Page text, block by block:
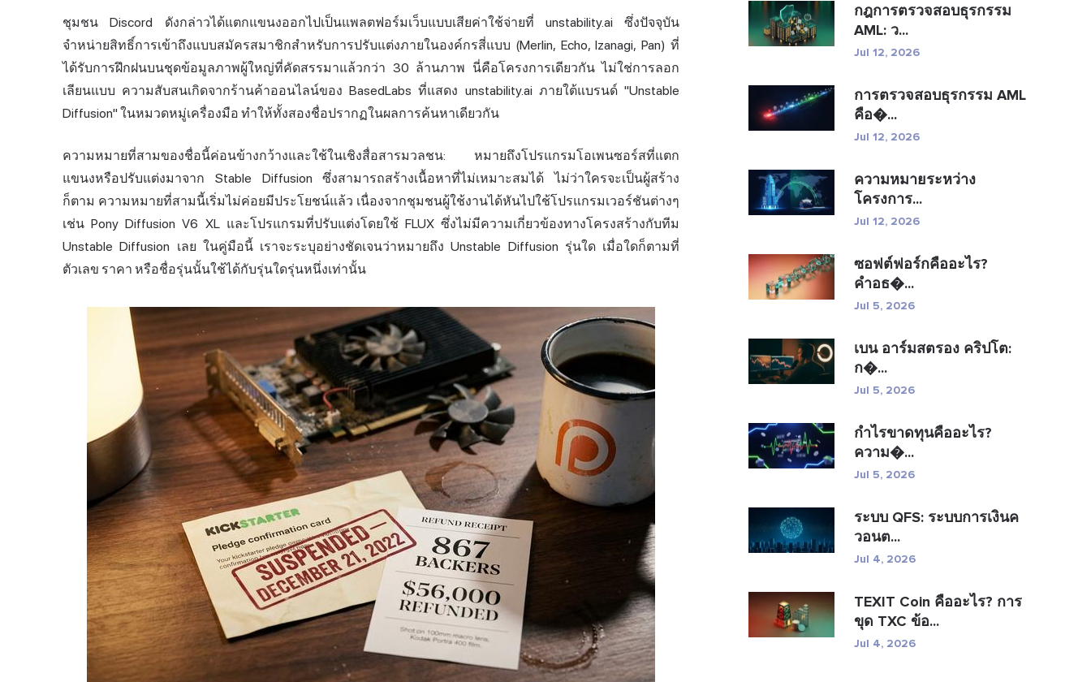
ชุมชน Discord ดังกล่าวได้แตกแขนงออกไปเป็นแพลตฟอร์มเว็บแบบเสียค่าใช้จ่ายที่ unstability.ai ซึ่งปัจจุบัน
จำหน่ายสิทธิ์การเข้าถึงแบบสมัครสมาชิกสำหรับการปรับแต่งภายในองค์กรสี่แบบ (Merlin, Echo, Izanagi, Pan) ที่
ได้รับการฝึกฝนบนชุดข้อมูลภาพผู้ใหญ่ที่คัดสรรมาแล้วกว่า 30 ล้านภาพ นี่คือโครงการเดียวกัน ไม่ใช่การลอก
เลียนแบบ ความสับสนเกิดจากร้านค้าออนไลน์ของ BasedLabs ที่แสดง unstability.ai ภายใต้แบรนด์ "Unstable
Diffusion" ในหมวดหมู่เครื่องมือ ทำให้ทั้งสองชื่อปรากฏในผลการค้นหาเดียวกัน
ความหมายที่สามของชื่อนี้ค่อนข้างกว้างและใช้ในเชิงสื่อสารมวลชน: หมายถึงโปรแกรมโอเพนซอร์สที่แตก
แขนงหรือปรับแต่งมาจาก Stable Diffusion ซึ่งสามารถสร้างเนื้อหาที่ไม่เหมาะสมได้ ไม่ว่าใครจะเป็นผู้สร้าง
ก็ตาม ความหมายที่สามนี้เริ่มไม่ค่อยมีประโยชน์แล้ว เนื่องจากชุมชนผู้ใช้งานได้หันไปใช้โปรแกรมเวอร์ชันต่างๆ
เช่น Pony Diffusion V6 XL และโปรแกรมที่ปรับแต่งโดยใช้ FLUX ซึ่งไม่มีความเกี่ยวข้องทางโครงสร้างกับทีม
Unstable Diffusion เลย ในคู่มือนี้ เราจะระบุอย่างชัดเจนว่าหมายถึง Unstable Diffusion รุ่นใด เมื่อใดก็ตามที่
ตัวเลข ราคา หรือชื่อรุ่นนั้นใช้ได้กับรุ่นใดรุ่นหนึ่งเท่านั้น
กฎการตรวจสอบธุรกรรม
AML: ว...
Jul 12, 2026
การตรวจสอบธุรกรรม AML
คือ�...
Jul 12, 2026
ความหมายระหว่าง
โครงการ...
Jul 12, 2026
ซอฟต์ฟอร์กคืออะไร?
คำอธ�...
Jul 5, 2026
เบน อาร์มสตรอง คริปโต:
ก�...
Jul 5, 2026
กำไรขาดทุนคืออะไร?
ความ�...
Jul 5, 2026
ระบบ QFS: ระบบการเงินค
วอนต...
Jul 4, 2026
TEXIT Coin คืออะไร? การ
ขุด TXC ข้อ...
Jul 4, 2026